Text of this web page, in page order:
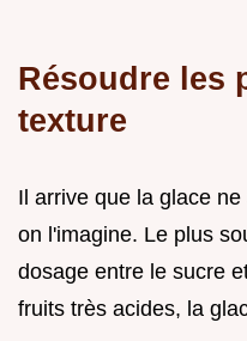
Résoudre les
texture
Il arrive que la glace
on l'imagine. Le plus
dosage entre le sucre
fruits très acides, la